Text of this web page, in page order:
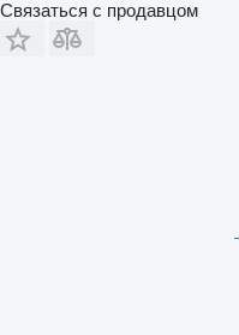
Связаться с продавцом